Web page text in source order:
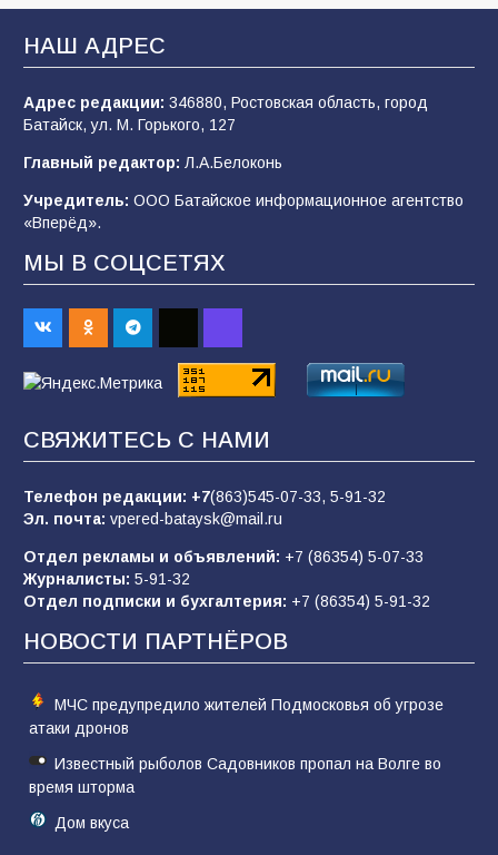
В Батайске продолжаются дорожные работы
108 04.08.2026
В детском саду № 35 дети освоили
строительные профессии в ходе
спортивного праздника
91
Батайским спортсменам вручили награды
68 08.08.2026
конкурса «Большая перемена»
Командовал боем до последнего: герой
Евгений Остапенко
НАШ АДРЕС
Адрес редакции: 346880, Ростовская область, город
Батайск, ул. М. Горького, 127
Главный редактор: Л.А.Белоконь
Учредитель: ООО Батайское информационное агентство
«Вперёд».
МЫ В СОЦСЕТЯХ
СВЯЖИТЕСЬ С НАМИ
Телефон редакции: +7(863)545-07-33, 5-91-32
Эл. почта: vpered-bataysk@mail.ru
Отдел рекламы и объявлений: +7 (86354) 5-07-33
Журналисты: 5-91-32
Отдел подписки и бухгалтерия: +7 (86354) 5-91-32
НОВОСТИ ПАРТНЁРОВ
МЧС предупредило жителей Подмосковья об угрозе
атаки дронов
Известный рыболов Садовников пропал на Волге во
время шторма
Дом вкуса